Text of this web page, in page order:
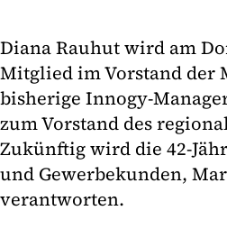
Diana Rauhut wird am
Mitglied im Vorstand der
bisherige Innogy-
zum Vorstand des
Zukünftig wird die 42-
und Gewerbekunden,
verantworten.